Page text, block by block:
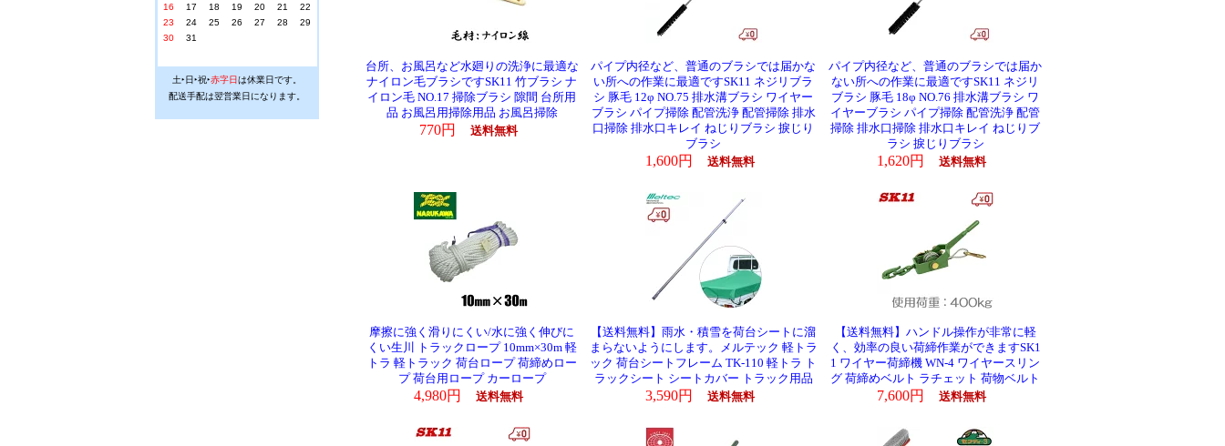
台所、お風呂など水廻りの洗浄に最適な
ナイロン毛ブラシですSK11 竹ブラシ ナ
イロン毛 NO.17 掃除ブラシ 隙間 台所用
品 お風呂用掃除用品 お風呂掃除
770円 送料無料
パイプ内径など、普通のブラシでは届かな
い所への作業に最適ですSK11 ネジリブラ
シ 豚毛 12φ NO.75 排水溝ブラシ ワイヤー
ブラシ パイプ掃除 配管洗浄 配管掃除 排水
口掃除 排水口キレイ ねじりブラシ 捩じり
ブラシ
1,600円 送料無料
パイプ内径など、普通のブラシでは届か
ない所への作業に最適ですSK11 ネジリ
ブラシ 豚毛 18φ NO.76 排水溝ブラシ ワ
イヤーブラシ パイプ掃除 配管洗浄 配管
掃除 排水口掃除 排水口キレイ ねじりブ
ラシ 捩じりブラシ
1,620円 送料無料
摩擦に強く滑りにくい/水に強く伸びに
くい生川 トラックロープ 10mm×30m 軽
トラ 軽トラック 荷台ロープ 荷締めロー
プ 荷台用ロープ カーロープ
4,980円 送料無料
【送料無料】雨水・積雪を荷台シートに溜
まらないようにします。メルテック 軽トラ
ック 荷台シートフレーム TK-110 軽トラ ト
ラックシート シートカバー トラック用品
3,590円 送料無料
【送料無料】ハンドル操作が非常に軽
く、効率の良い荷締作業ができますSK1
1 ワイヤー荷締機 WN-4 ワイヤースリン
グ 荷締めベルト ラチェット 荷物ベルト
7,600円 送料無料